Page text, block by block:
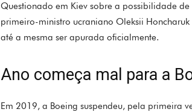
Questionado em Kiev sobre a possibilidade
primeiro-ministro ucraniano Oleksii Honcharuk
até a mesma ser apurada oficialmente.
Ano começa mal para a
Em 2019, a Boeing suspendeu, pela primeira